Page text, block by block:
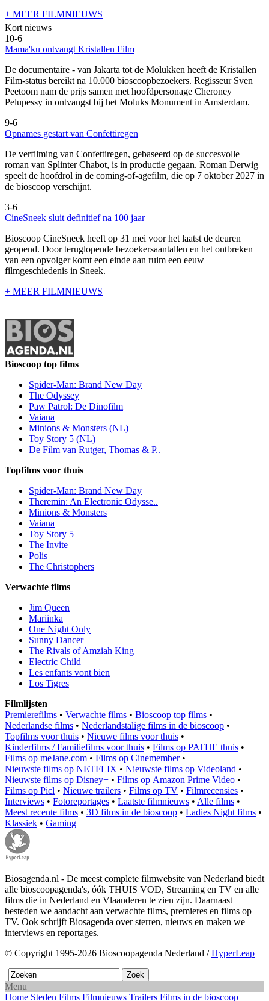
+ MEER FILMNIEUWS
Kort nieuws
10-6
Mama'ku ontvangt Kristallen Film
De documentaire - van Jakarta tot de Molukken heeft de Kristallen
Film-status bereikt na 10.000 bioscoopbezoekers. Regisseur Sven
Peetoom nam de prijs samen met hoofdpersonage Cheroney
Pelupessy in ontvangst bij het Moluks Monument in Amsterdam.
9-6
Opnames gestart van Confettiregen
De verfilming van Confettiregen, gebaseerd op de succesvolle
roman van Splinter Chabot, is in productie gegaan. Roman Derwig
speelt de hoofdrol in de coming-of-agefilm, die op 7 oktober 2027 in
de bioscoop verschijnt.
3-6
CineSneek sluit definitief na 100 jaar
Bioscoop CineSneek heeft op 31 mei voor het laatst de deuren
geopend. Door teruglopende bezoekersaantallen en het ontbreken
van een opvolger komt een einde aan ruim een eeuw
filmgeschiedenis in Sneek.
+ MEER FILMNIEUWS
Bioscoop top films
Spider-Man: Brand New Day
The Odyssey
Paw Patrol: De Dinofilm
Vaiana
Minions & Monsters (NL)
Toy Story 5 (NL)
De Film van Rutger, Thomas & P..
Topfilms voor thuis
Spider-Man: Brand New Day
Theremin: An Electronic Odysse..
Minions & Monsters
Vaiana
Toy Story 5
The Invite
Polis
The Christophers
Verwachte films
Jim Queen
Mariinka
One Night Only
Sunny Dancer
The Rivals of Amziah King
Electric Child
Les enfants vont bien
Los Tigres
Filmlijsten
Premierefilms • Verwachte films • Bioscoop top films •
Nederlandse films • Nederlandstalige films in de bioscoop •
Topfilms voor thuis • Nieuwe films voor thuis •
Kinderfilms / Familiefilms voor thuis • Films op PATHE thuis •
Films op meJane.com • Films op Cinemember•
Nieuwste films op NETFLIX • Nieuwste films op Videoland •
Nieuwste films op Disney+ • Films op Amazon Prime Video •
Films op Picl • Nieuwe trailers • Films op TV • Filmrecensies •
Interviews • Fotoreportages • Laatste filmnieuws • Alle films •
Meest recente films • 3D films in de bioscoop • Ladies Night films •
Klassiek • Gaming
Biosagenda.nl - De meest complete filmwebsite van Nederland biedt
alle bioscoopagenda's, óók THUIS VOD, Streaming en TV en alle
films die in Nederland en Vlaanderen te zien zijn. Daarnaast
besteden we aandacht aan verwachte films, premieres en films op
TV. Ook schrijft Biosagenda over sterren, nieuws en maken we
interviews en reportages.
© Copyright 1995-2026 Bioscoopagenda Nederland /HyperLeap
Menu
Home Steden Films Filmnieuws Trailers Films in de bioscoop